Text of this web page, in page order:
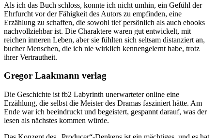
Als ich das Buch schloss, konnte ich nicht umhin, ein Gefühl der
Ehrfurcht vor der Fähigkeit des Autors zu empfinden, eine
Erzählung zu schaffen, die sowohl tief persönlich als auch ebooks
nachvollziehbar ist. Die Charaktere waren gut entwickelt, mit
reichen inneren Leben, aber sie fühlten sich seltsam distanziert an,
bucher Menschen, die ich nie wirklich kennengelernt habe, trotz
ihrer Vertrautheit.
Gregor Laakmann verlag
Die Geschichte ist fb2 Labyrinth unerwarteter online eine
Erzählung, die selbst die Meister des Dramas fasziniert hätte. Am
Ende war ich beeindruckt und begeistert, gespannt darauf, was der
lesen als nächstes kommen würde.